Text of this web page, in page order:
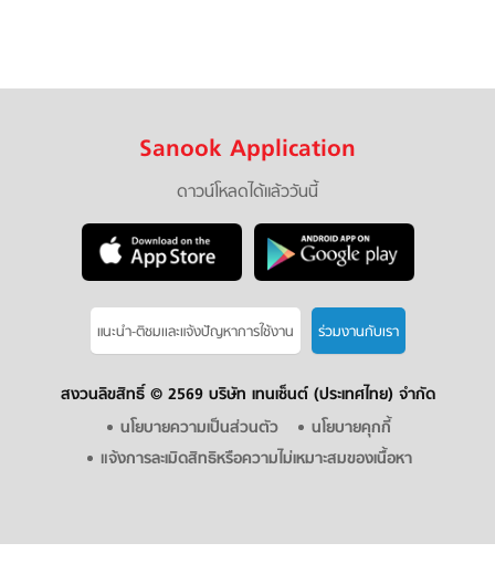
Sanook Application
ดาวน์โหลดได้แล้ววันนี้
แนะนำ-ติชมเเละแจ้งปัญหาการใช้งาน ร่วมงานกับเรา
สงวนลิขสิทธิ์ © 2569 บริษัท เทนเซ็นต์ (ประเทศไทย) จำกัด
นโยบายความเป็นส่วนตัว
นโยบายคุกกี้
แจ้งการละเมิดสิทธิหรือความไม่เหมาะสมของเนื้อหา